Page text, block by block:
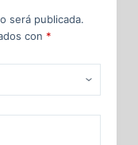
será publicada.
con *